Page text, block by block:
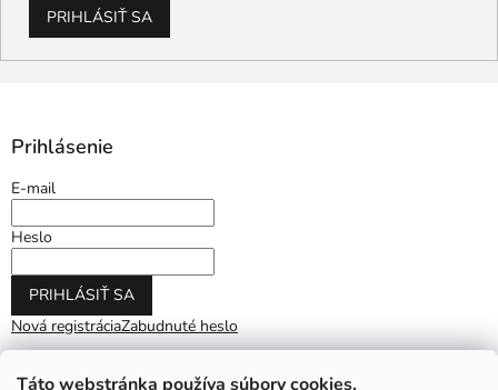
Táto webstránka používa súbory cookies.
PRIHLÁSIŤ SA
Prihlásenie
E-mail
Heslo
PRIHLÁSIŤ SA
Nová registráciaZabudnuté heslo